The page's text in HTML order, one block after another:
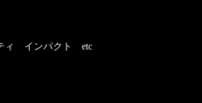
インパクト etc